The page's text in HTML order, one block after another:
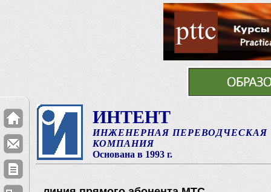
ИНТЕНТ
ИНЖЕНЕРНАЯ ПЕРЕВОДЧЕСКАЯ
КОМПАНИЯ
Основана в 1993 г.